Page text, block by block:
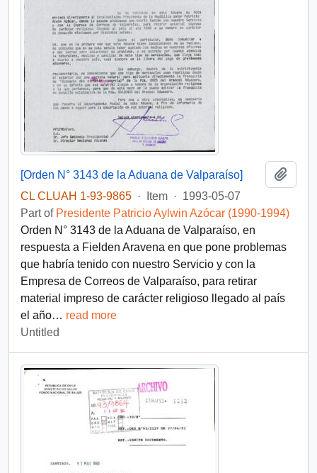
[Orden N° 3143 de la Aduana de Valparaíso]
CL CLUAH 1-93-9865 · Item · 1993-05-07
Part of Presidente Patricio Aylwin Azócar (1990-1994)
Orden N° 3143 de la Aduana de Valparaíso, en
respuesta a Fielden Aravena en que pone problemas
que habría tenido con nuestro Servicio y con la
Empresa de Correos de Valparaíso, para retirar
material impreso de carácter religioso llegado al país
el año… read more
Untitled